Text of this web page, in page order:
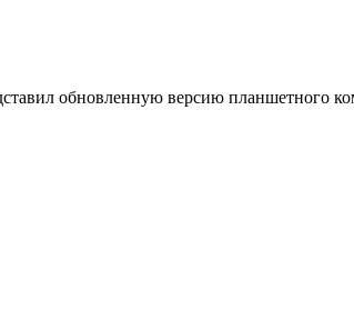
обновленную версию планшетного